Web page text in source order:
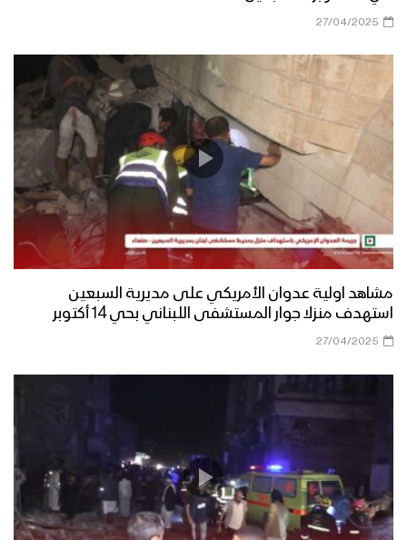
27/04/2025
مشاهد اولية عدوان الأمريكي على مديرية السبعين
استهدف منزلا جوار المستشفى اللبناني بحي 14 أكتوبر
27/04/2025